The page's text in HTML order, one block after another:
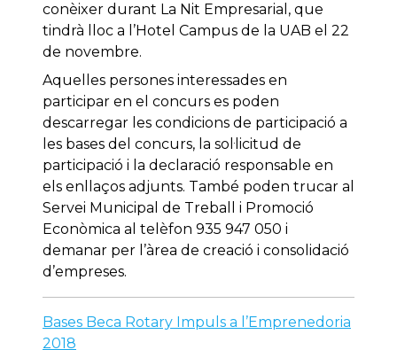
conèixer durant La Nit Empresarial, que
tindrà lloc a l’Hotel Campus de la UAB el 22
de novembre.
Aquelles persones interessades en
participar en el concurs es poden
descarregar les condicions de participació a
les bases del concurs, la sol·licitud de
participació i la declaració responsable en
els enllaços adjunts. També poden trucar al
Servei Municipal de Treball i Promoció
Econòmica al telèfon 935 947 050 i
demanar per l’àrea de creació i consolidació
d’empreses.
Bases Beca Rotary Impuls a l’Emprenedoria
2018